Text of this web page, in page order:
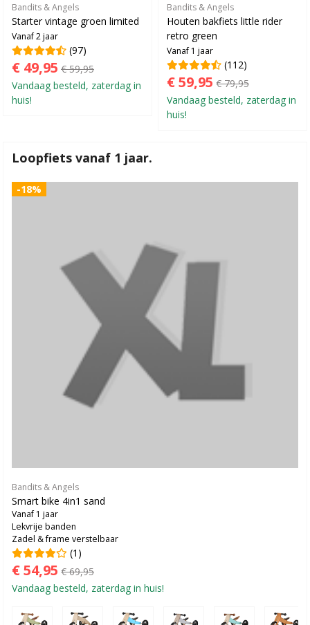
Bandits & Angels
Starter vintage groen limited
Vanaf 2 jaar
(97)
€ 49,95 € 59,95
Vandaag besteld, zaterdag in
huis!
Bandits & Angels
Houten bakfiets little rider
retro green
Vanaf 1 jaar
(112)
€ 59,95 € 79,95
Vandaag besteld, zaterdag in
huis!
Loopfiets vanaf 1 jaar.
-18%
Bandits & Angels
Smart bike 4in1 sand
Vanaf 1 jaar
Lekvrije banden
Zadel & frame verstelbaar
(1)
€ 54,95 € 69,95
Vandaag besteld, zaterdag in huis!